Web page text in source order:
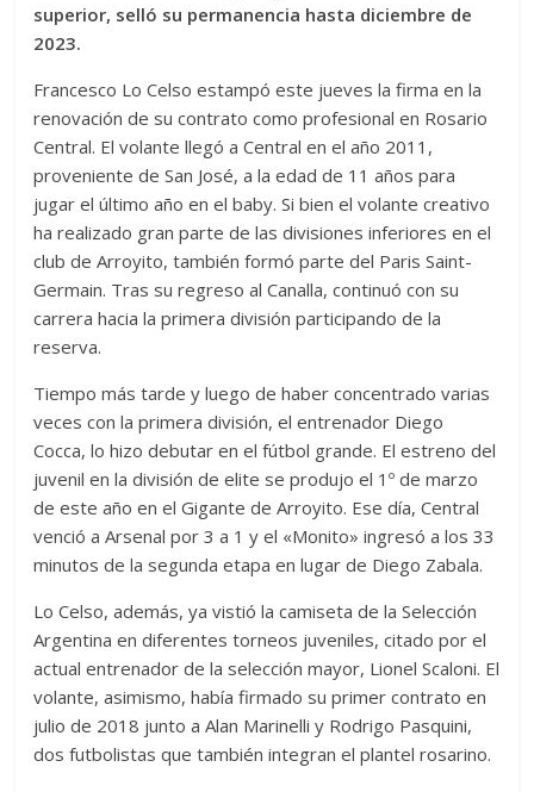
superior, selló su permanencia hasta diciembre de
2023.
Francesco Lo Celso estampó este jueves la firma en la
renovación de su contrato como profesional en Rosario
Central. El volante llegó a Central en el año 2011,
proveniente de San José, a la edad de 11 años para
jugar el último año en el baby. Si bien el volante creativo
ha realizado gran parte de las divisiones inferiores en el
club de Arroyito, también formó parte del Paris Saint-
Germain. Tras su regreso al Canalla, continuó con su
carrera hacia la primera división participando de la
reserva.
Tiempo más tarde y luego de haber concentrado varias
veces con la primera división, el entrenador Diego
Cocca, lo hizo debutar en el fútbol grande. El estreno del
juvenil en la división de elite se produjo el 1º de marzo
de este año en el Gigante de Arroyito. Ese día, Central
venció a Arsenal por 3 a 1 y el «Monito» ingresó a los 33
minutos de la segunda etapa en lugar de Diego Zabala.
Lo Celso, además, ya vistió la camiseta de la Selección
Argentina en diferentes torneos juveniles, citado por el
actual entrenador de la selección mayor, Lionel Scaloni. El
volante, asimismo, había firmado su primer contrato en
julio de 2018 junto a Alan Marinelli y Rodrigo Pasquini,
dos futbolistas que también integran el plantel rosarino.